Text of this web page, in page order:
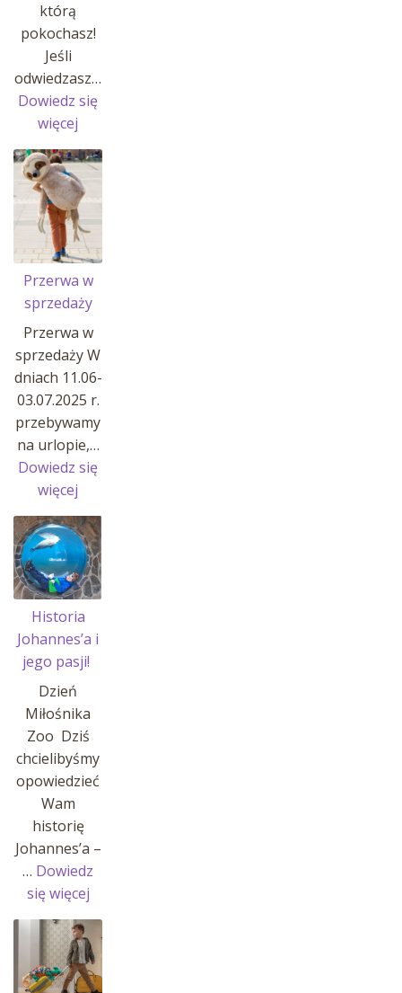
którą
pokochasz!
Jeśli
odwiedzasz…
Dowiedz się
więcej
MANATY
W
AFRYKARIUM
!
Przerwa w
sprzedaży
Przerwa w
sprzedaży W
dniach 11.06-
03.07.2025 r.
przebywamy
na urlopie,…
Dowiedz się
więcej
Przerwa
w
sprzedaży
Historia
Johannes’a i
jego pasji!
Dzień
Miłośnika
Zoo Dziś
chcielibyśmy
opowiedzieć
Wam
historię
Johannes’a –
… Dowiedz
się więcej:
Historia
Johannes’a
i
jego